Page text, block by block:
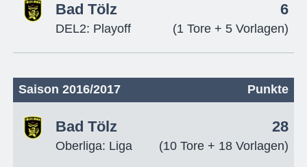
Bad Tölz
DEL2: Playoff
6
(1 Tore + 5 Vorlagen)
Saison 2016/2017 Punkte
Bad Tölz
Oberliga: Liga
28
(10 Tore + 18 Vorlagen)